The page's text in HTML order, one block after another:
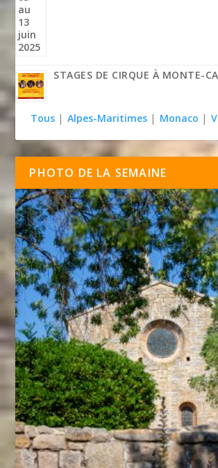
STAGES DE CIRQUE À MONTE-
Tous | Alpes-Maritimes | Monaco |
PHOTO DE LA SEMAINE